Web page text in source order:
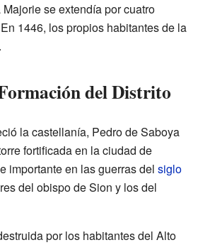
se extendía por cuatro
1446, los propios habitantes de la
del Distrito
la castellanía, Pedro de Saboya
fortificada en la ciudad de
importante en las guerras del siglo
del obispo de Sion y los del
por los habitantes del Alto